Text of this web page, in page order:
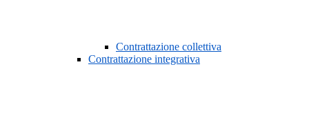
Contrattazione collettiva
Contrattazione integrativa